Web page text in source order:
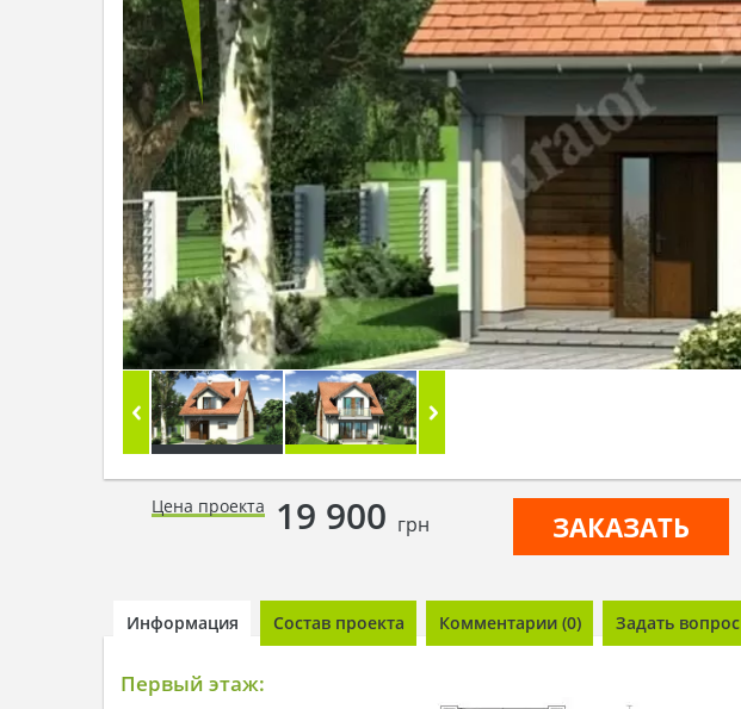
Цена проекта 19 900 грн ЗАКАЗАТЬ
Информация Состав проекта Комментарии (0) Задать вопрос
Первый этаж: